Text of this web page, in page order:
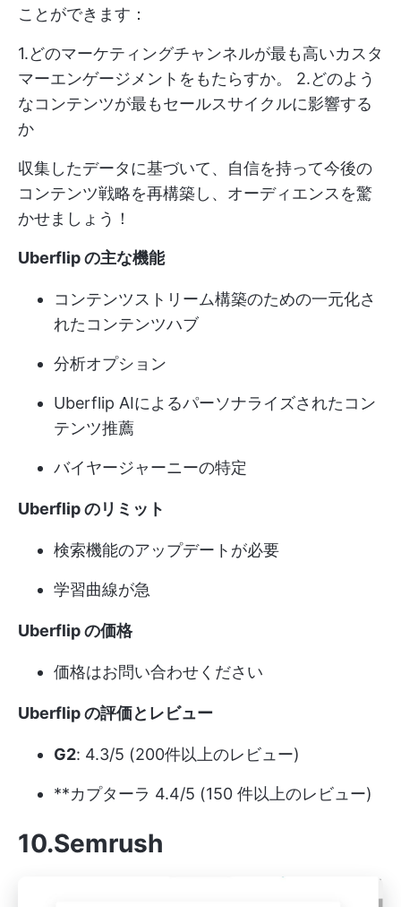
ことができます：
1.どのマーケティングチャンネルが最も高いカスタ
マーエンゲージメントをもたらすか。 2.どのよう
なコンテンツが最もセールスサイクルに影響する
か
収集したデータに基づいて、自信を持って今後の
コンテンツ戦略を再構築し、オーディエンスを驚
かせましょう！
Uberflip の主な機能
コンテンツストリーム構築のための一元化さ
れたコンテンツハブ
分析オプション
Uberflip AIによるパーソナライズされたコン
テンツ推薦
バイヤージャーニーの特定
Uberflip のリミット
検索機能のアップデートが必要
学習曲線が急
Uberflip の価格
価格はお問い合わせください
Uberflip の評価とレビュー
G2: 4.3/5 (200件以上のレビュー)
**カプターラ 4.4/5 (150 件以上のレビュー)
10.Semrush